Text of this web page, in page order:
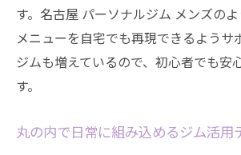
す。名古屋 パーソナルジム メンズの
メニューを自宅でも再現できるようサ
ジムも増えているので、初心者でも安
す。
丸の内で日常に組み込めるジム活用